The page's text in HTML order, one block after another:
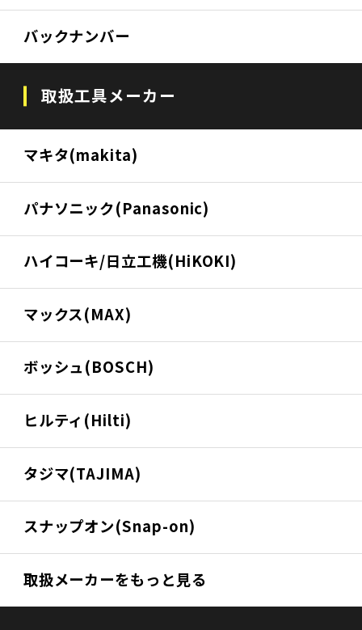
バックナンバー
取扱工具メーカー
マキタ(makita)
パナソニック(Panasonic)
ハイコーキ/日立工機(HiKOKI)
マックス(MAX)
ボッシュ(BOSCH)
ヒルティ(Hilti)
タジマ(TAJIMA)
スナップオン(Snap-on)
取扱メーカーをもっと見る